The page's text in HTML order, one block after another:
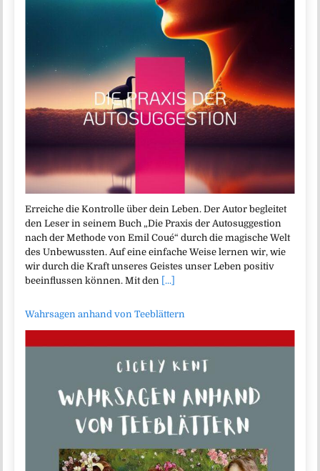
Erreiche die Kontrolle über dein Leben. Der Autor begleitet
den Leser in seinem Buch „Die Praxis der Autosuggestion
nach der Methode von Emil Coué“ durch die magische Welt
des Unbewussten. Auf eine einfache Weise lernen wir, wie
wir durch die Kraft unseres Geistes unser Leben positiv
beeinflussen können. Mit den [...]
Wahrsagen anhand von Teeblättern